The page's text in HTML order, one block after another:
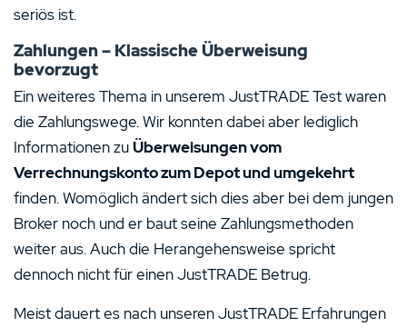
seriös ist.
Zahlungen – Klassische Überweisung
bevorzugt
Ein weiteres Thema in unserem JustTRADE Test waren
die Zahlungswege. Wir konnten dabei aber lediglich
Informationen zuÜberweisungen vom
Verrechnungskonto zum Depot und umgekehrt
finden. Womöglich ändert sich dies aber bei dem jungen
Broker noch und er baut seine Zahlungsmethoden
weiter aus. Auch die Herangehensweise spricht
dennoch nicht für einen JustTRADE Betrug.
Meist dauert es nach unseren JustTRADE Erfahrungen